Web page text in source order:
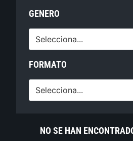
GENERO
Selecciona...
FORMATO
Selecciona...
NO SE HAN